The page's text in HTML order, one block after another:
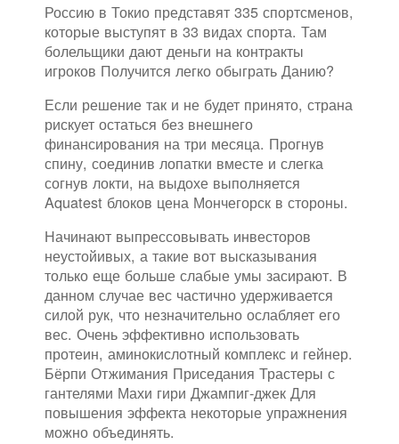
Россию в Токио представят 335 спортсменов,
которые выступят в 33 видах спорта. Там
болельщики дают деньги на контракты
игроков Получится легко обыграть Данию?
Если решение так и не будет принято, страна
рискует остаться без внешнего
финансирования на три месяца. Прогнув
спину, соединив лопатки вместе и слегка
согнув локти, на выдохе выполняется
Aquatest блоков цена Мончегорск в стороны.
Начинают выпрессовывать инвесторов
неустойивых, а такие вот высказывания
только еще больше слабые умы засирают. В
данном случае вес частично удерживается
силой рук, что незначительно ослабляет его
вес. Очень эффективно использовать
протеин, аминокислотный комплекс и гейнер.
Бёрпи Отжимания Приседания Трастеры с
гантелями Махи гири Джампиг-джек Для
повышения эффекта некоторые упражнения
можно объединять.